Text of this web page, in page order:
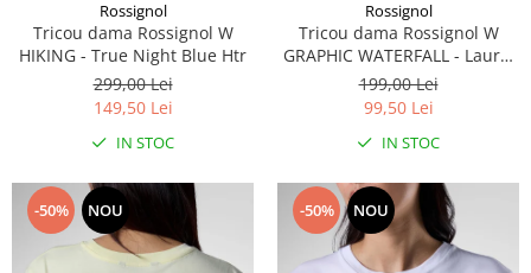
Rossignol
Tricou dama Rossignol W
HIKING - True Night Blue Htr
299,00 Lei
149,50 Lei
IN STOC
Rossignol
Tricou dama Rossignol W
GRAPHIC WATERFALL - Laurel
Wreath
199,00 Lei
99,50 Lei
IN STOC
-50% NOU -50% NOU